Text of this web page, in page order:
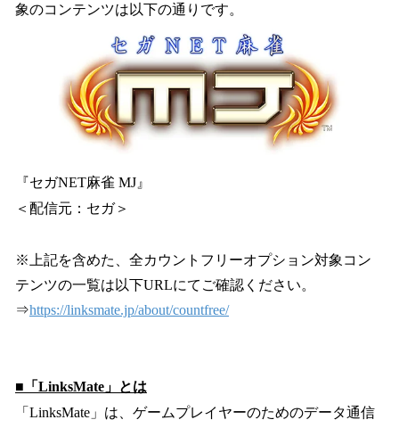
象のコンテンツは以下の通りです。
『セガNET麻雀 MJ』
＜配信元：セガ＞
※上記を含めた、全カウントフリーオプション対象コン
テンツの一覧は以下URLにてご確認ください。
⇒https://linksmate.jp/about/countfree/
■「LinksMate」とは
「LinksMate」は、ゲームプレイヤーのためのデータ通信